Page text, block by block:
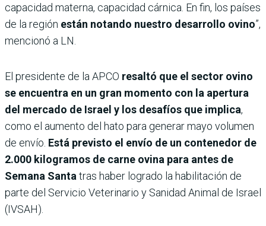
capacidad materna, capacidad cárnica. En fin, los países
de la región están notando nuestro desarrollo ovino”,
mencionó a LN.
El presidente de la APCO resaltó que el sector ovino
se encuentra en un gran momento con la apertura
del mercado de Israel y los desafíos que implica,
como el aumento del hato para generar mayo volumen
de envío. Está previsto el envío de un contenedor de
2.000 kilogramos de carne ovina para antes de
Semana Santa tras haber logrado la habilitación de
parte del Servicio Veterinario y Sanidad Animal de Israel
(IVSAH).